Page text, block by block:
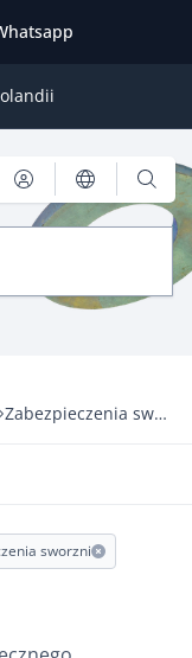
Zabezpieczenia sworzni
sworzni